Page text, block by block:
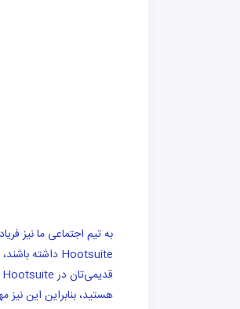
به تیم اجتماعی ما نیز
هستید، بنابراین این